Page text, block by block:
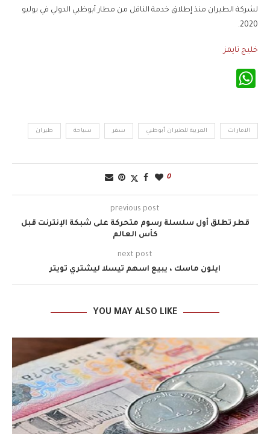
لشركة الطيران منذ إطلاق خدمة الناقل من مطار أبوظبي الدولي في يوليو
2020.
خليج تايمز
الامارات العربية للطيران أبوظبي سفر سياحة طيران
0
previous post
قطر تطلق أول سلسلة رسوم متحركة على شبكة الإنترنت قبل
كأس العالم
next post
ايلون ماسك ، يبيع اسهم تيسلا ليشتري تويتر
YOU MAY ALSO LIKE